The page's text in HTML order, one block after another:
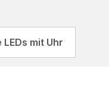
LEDs mit Uhr